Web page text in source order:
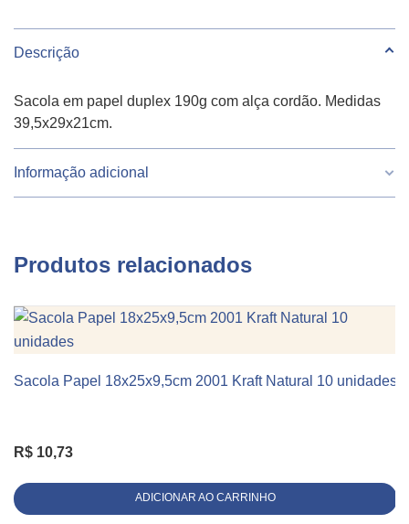
Descrição
Sacola em papel duplex 190g com alça cordão. Medidas
39,5x29x21cm.
Informação adicional
Largura 39.5
Altura 29
Linha
Produtos relacionados
KIT 10 UNIDADES
Sacola Papel 18x25x9,5cm 2001 Kraft Natural 10 unidades
R$ 10,73
ADICIONAR AO CARRINHO